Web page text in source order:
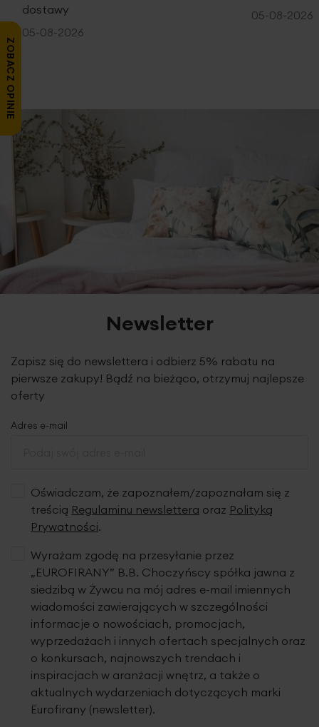
dostawy
05-08-2026
05-08-2026
Newsletter
Zapisz się do newslettera i odbierz 5% rabatu na
pierwsze zakupy! Bądź na bieżąco, otrzymuj najlepsze
oferty
Adres e-mail
Oświadczam, że zapoznałem/zapoznałam się z
treścią Regulaminu newslettera oraz Polityką
Prywatności.
Wyrażam zgodę na przesyłanie przez
„EUROFIRANY” B.B. Choczyńscy spółka jawna z
siedzibą w Żywcu na mój adres e-mail imiennych
wiadomości zawierających w szczególności
informacje o nowościach, promocjach,
wyprzedażach i innych ofertach specjalnych oraz
o konkursach, najnowszych trendach i
inspiracjach w aranżacji wnętrz, a także o
aktualnych wydarzeniach dotyczących marki
Eurofirany (newsletter).
ZOBACZ OPINIE